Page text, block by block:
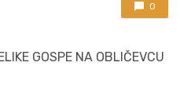
0
GOSPE NA OBLIČEVCU